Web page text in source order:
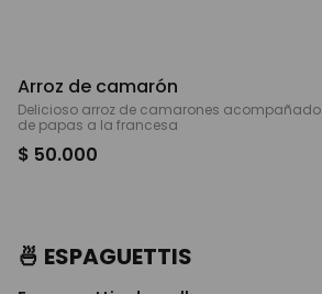
Arroz de camarón
Delicioso arroz de camarones acompañado
de papas a la francesa
$ 50.000
🍜 ESPAGUETTIS